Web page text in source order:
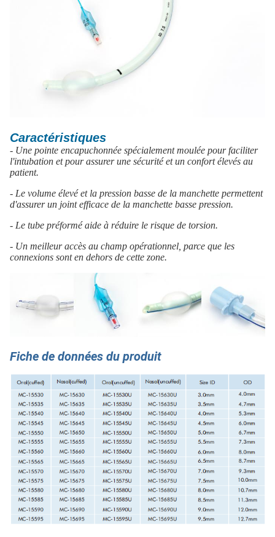
Caractéristiques
- Une pointe encapuchonnée spécialement moulée pour faciliter
l'intubation et pour assurer une sécurité et un confort élevés au
patient.
- Le volume élevé et la pression basse de la manchette permettent
d'assurer un joint efficace de la manchette basse pression.
- Le tube préformé aide à réduire le risque de torsion.
- Un meilleur accès au champ opérationnel, parce que les
connexions sont en dehors de cette zone.
Fiche de données du produit